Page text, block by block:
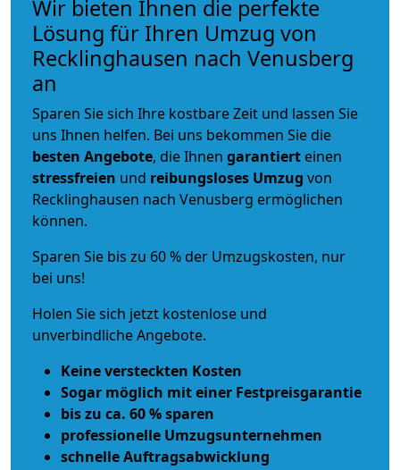
Wir bieten Ihnen die perfekte
Lösung für Ihren Umzug von
Recklinghausen nach Venusberg
an
Sparen Sie sich Ihre kostbare Zeit und lassen Sie
uns Ihnen helfen. Bei uns bekommen Sie die
besten Angebote, die Ihnen garantiert einen
stressfreien und reibungsloses Umzug von
Recklinghausen nach Venusberg ermöglichen
können.
Sparen Sie bis zu 60 % der Umzugskosten, nur
bei uns!
Holen Sie sich jetzt kostenlose und
unverbindliche Angebote.
Keine versteckten Kosten
Sogar möglich mit einer Festpreisgarantie
bis zu ca. 60 % sparen
professionelle Umzugsunternehmen
schnelle Auftragsabwicklung